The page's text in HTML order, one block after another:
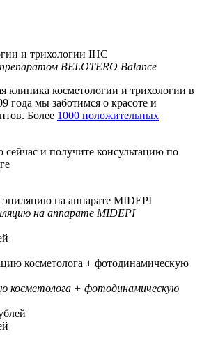
BELOTERO Balance
клиника косметологии и трихологии в
года мы заботимся о красоте и
Более 1000 положительных
сейчас и получите консультацию по
на аппарате MIDEPI
косметолога + фотодинамическую